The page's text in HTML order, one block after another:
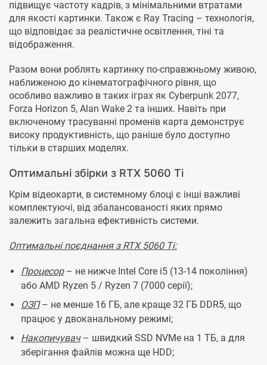
підвищує частоту кадрів, з мінімальними втратами
для якості картинки. Також є Ray Tracing – технологія,
що відповідає за реалістичне освітлення, тіні та
відображення.
Разом вони роблять картинку по-справжньому живою,
наближеною до кінематографічного рівня, що
особливо важливо в таких іграх як Cyberpunk 2077,
Forza Horizon 5, Alan Wake 2 та інших. Навіть при
включеному трасуванні променів карта демонструє
високу продуктивність, що раніше було доступно
тільки в старших моделях.
Оптимальні збірки з RTX 5060 Ti
Крім відеокарти, в системному блоці є інші важливі
комплектуючі, від збалансованості яких прямо
залежить загальна ефективність системи.
Оптимальні поєднання з RTX 5060 Ti:
Процесор– не нижче Intel Core i5 (13-14 покоління)
або AMD Ryzen 5 / Ryzen 7 (7000 серії);
ОЗП– не менше 16 ГБ, але краще 32 ГБ DDR5, що
працює у двоканальному режимі;
Накопичувач– швидкий SSD NVMe на 1 ТБ, а для
зберігання файлів можна ще HDD;